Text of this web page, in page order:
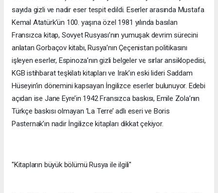
sayıda gizli ve nadir eser tespit edildi. Eserler arasında Mustafa
Kemal Atatürk’ün 100. yaşına özel 1981 yılında basılan
Fransızca kitap, Sovyet Rusyası’nın yumuşak devrim sürecini
anlatan Gorbaçov kitabı, Rusya’nın Çeçenistan politikasını
işleyen eserler, Espinoza’nın gizli belgeler ve sırlar ansiklopedisi,
KGB istihbarat teşkilatı kitapları ve Irak’ın eski lideri Saddam
Hüseyin’in dönemini kapsayan İngilizce eserler bulunuyor. Edebi
açıdan ise Jane Eyre’in 1942 Fransızca baskısı, Emile Zola’nın
Türkçe baskısı olmayan ’La Terre’ adlı eseri ve Boris
Pasternak’ın nadir İngilizce kitapları dikkat çekiyor.
"Kitapların büyük bölümü Rusya ile ilgili"